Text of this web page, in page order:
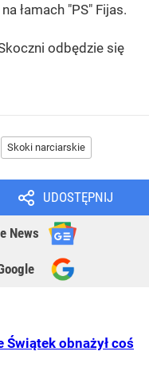
łamach "PS" Fijas.
odbędzie się
Skoki narciarskie
UDOSTĘPNIJ
News
Świątek obnażył coś